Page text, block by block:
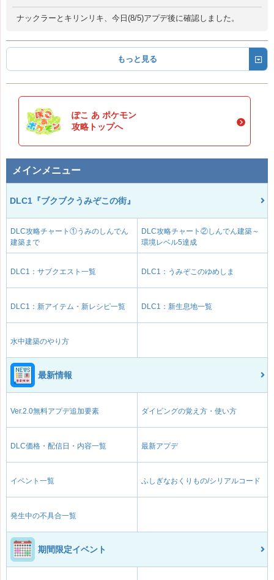
ナックラーとキリンリキ、今日(8/5)アプデ後に確認しました。
もっと見る
ぽこ あ ポケモン
攻略トップへ
メインメニュー
DLC1『ブクブクうみぞこの街』
DLC攻略チャート①うみのしんでん
建築まで
DLC攻略チャート②しんでん建築～
環境レベル5達成
DLC1：サブクエスト一覧 DLC1：うみぞこのゆめしま
DLC1：新アイテム・新レシピ一覧 DLC1：新生息地一覧
水中建築のやり方
最新情報
Ver.2.0無料アプデ追加要素 ダイビングの覚え方・使い方
DLC価格・配信日・内容一覧 最新アプデ
イベント一覧 ふしぎなおくりもの/シリアルコード
発生中の不具合一覧
期間限定イベント